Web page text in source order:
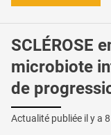
SCLÉROSE
microbiote
de
Actualité publiée il y a